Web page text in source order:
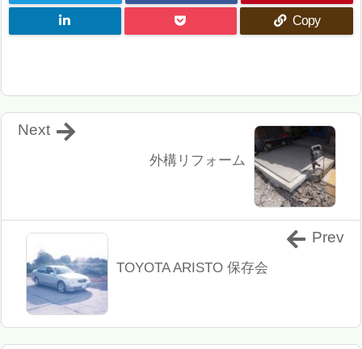
Copy
外構リフォーム
Next
TOYOTA ARISTO 保存会
Prev